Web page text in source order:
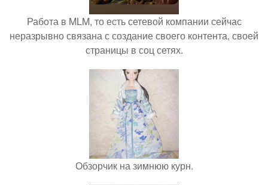
Работа в MLM, то есть сетевой компании сейчас
неразрывно связана с создание своего контента, своей
страницы в соц сетях.
Обзорчик на зимнюю курн.